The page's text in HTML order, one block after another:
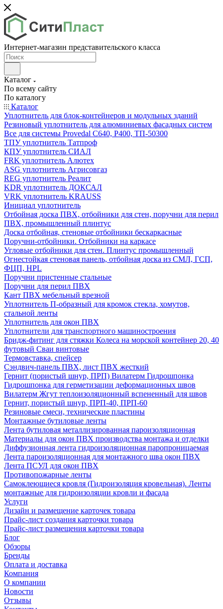
Интернет-магазин представительского класса
Каталог
По всему сайту
По каталогу
Каталог
Уплотнитель для блок-контейнеров и модульных зданий
Резиновый уплотнитель для алюминиевых фасадных систем
Все для системы Provedal С640, Р400, ТП-50300
ТПУ уплотнитель Татпроф
КПУ уплотнитель СИАЛ
FRK уплотнитель Алютех
ASG уплотнитель Агрисовгаз
REG уплотнитель Реалит
KDR уплотнитель ДОКСАЛ
VRK уплотнитель KRAUSS
Инициал уплотнитель
Отбойная доска ПВХ, отбойники для стен, поручни для перил
ПВХ, промышленный плинтус
Доска отбойная, стеновые отбойники бескаркасные
Поручни-отбойники. Отбойники на каркасе
Угловые отбойники для стен. Плинтус промышленный
Огнестойкая стеновая панель, отбойная доска из СМЛ, ГСП,
ФЦП, HPL
Поручни пристенные стальные
Поручни для перил ПВХ
Кант ПВХ мебельный врезной
Уплотнитель П-образный для кромок стекла, хомутов,
стальной ленты
Уплотнитель для окон ПВХ
Уплотнители для транспортного машиностроения
Бридж-фитинг для стяжки Колеса на морской контейнер 20, 40
футовый Сваи винтовые
Термовставка, спейсер
Сэндвич-панель ПВХ, лист ПВХ жесткий
Гернит (пористый шнур, ПРП) Вилатерм Гидрошпонка
Гидрошпонка для герметизации деформационных швов
Вилатерм Жгут теплоизоляционный вспененный для швов
Гернит, пористый шнур, ПРП-40, ПРП-60
Резиновые смеси, технические пластины
Монтажные бутиловые ленты
Лента бутиловая металлизированная пароизоляционная
Материалы для окон ПВХ производства монтажа и отделки
Диффузионная лента гидроизоляционная паропроницаемая
Лента пароизоляционная для монтажного шва окон ПВХ
Лента ПСУЛ для окон ПВХ
Противопожарные ленты
Самоклеющиеся кровля (Гидроизоляция кровельная). Ленты
монтажные для гидроизоляции кровли и фасада
Услуги
Дизайн и размещение карточек товара
Прайс-лист создания карточки товара
Прайс-лист размещения карточки товара
Блог
Обзоры
Бренды
Оплата и доставка
Компания
О компании
Новости
Отзывы